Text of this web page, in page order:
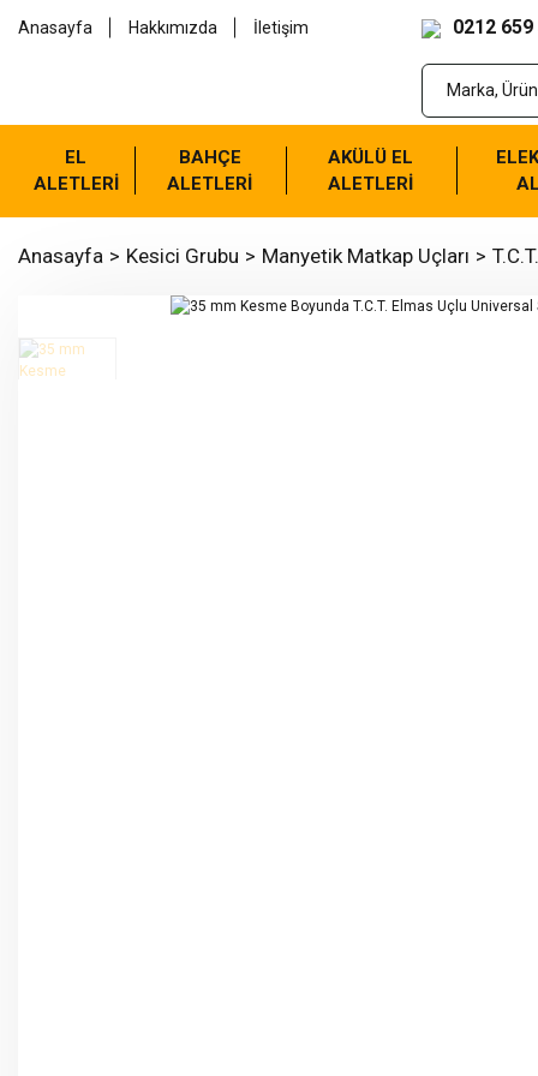
Anasayfa Hakkımızda İletişim 0212 659
EL
ALETLERİ
BAHÇE
ALETLERİ
AKÜLÜ EL
ALETLERİ
Anasayfa Kesici Grubu Manyetik Matkap Uçları